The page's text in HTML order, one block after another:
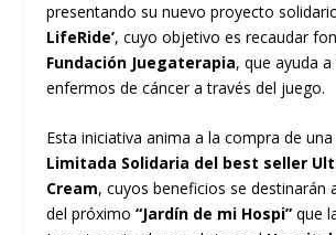
presentando su nuevo proyecto
LifeRide’, cuyo objetivo es recaudar
Fundación Juegaterapia, que ayuda a
enfermos de cáncer a través del juego.
Esta iniciativa anima a la compra de una
Limitada Solidaria del best seller
Cream, cuyos beneficios se destinarán
del próximo“Jardín de mi Hospi” que